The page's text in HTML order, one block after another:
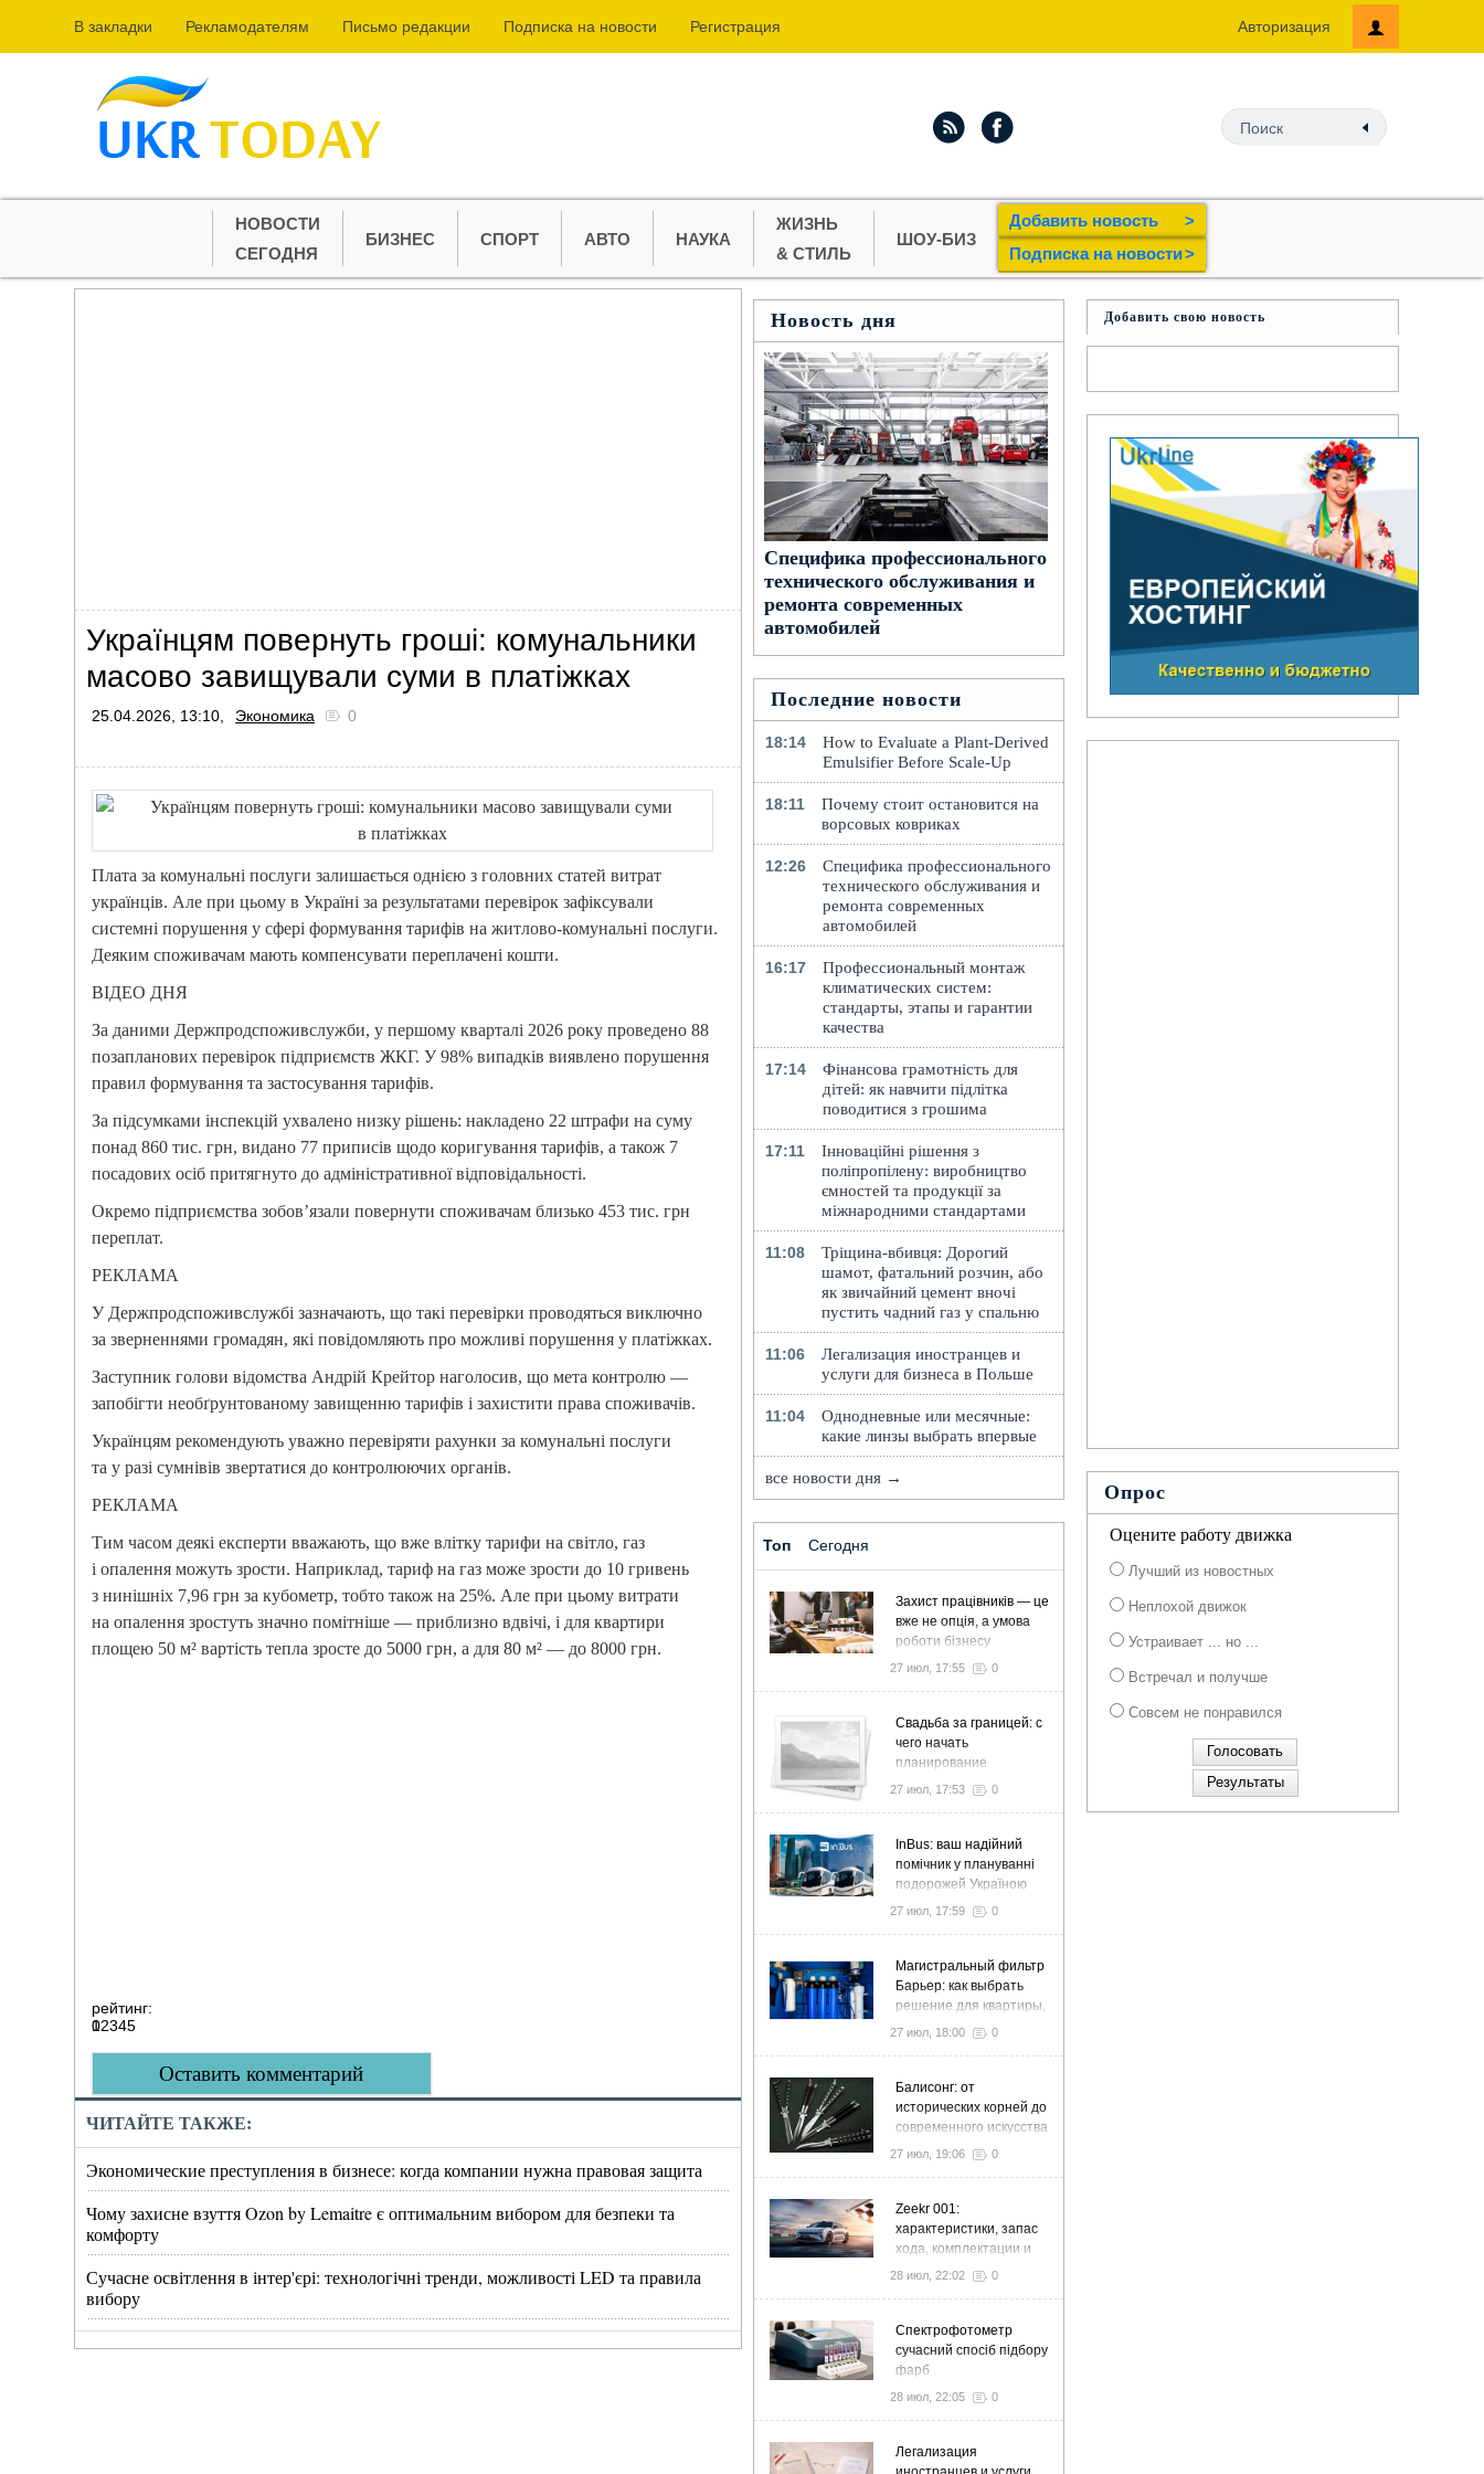
В закладки Рекламодателям Письмо редакции Подпиcка на новости Регистрация Авторизация
НОВОСТИ
СЕГОДНЯ
БИЗНЕС СПОРТ АВТО НАУКА
ЖИЗНЬ
& СТИЛЬ
ШОУ-БИЗ
Добавить новость
>
Подпиcка на новости>
Українцям повернуть гроші: комунальники
масово завищували суми в платіжках
25.04.2026, 13:10, Экономика 0
Плата за комунальні послуги залишається однією з головних статей витрат
українців. Але при цьому в Україні за результатами перевірок зафіксували
системні порушення у сфері формування тарифів на житлово-комунальні послуги.
Деяким споживачам мають компенсувати переплачені кошти.
ВІДЕО ДНЯ
За даними Держпродспоживслужби, у першому кварталі 2026 року проведено 88
позапланових перевірок підприємств ЖКГ. У 98% випадків виявлено порушення
правил формування та застосування тарифів.
За підсумками інспекцій ухвалено низку рішень: накладено 22 штрафи на суму
понад 860 тис. грн, видано 77 приписів щодо коригування тарифів, а також 7
посадових осіб притягнуто до адміністративної відповідальності.
Окремо підприємства зобов’язали повернути споживачам близько 453 тис. грн
переплат.
РЕКЛАМА
У Держпродспоживслужбі зазначають, що такі перевірки проводяться виключно
за зверненнями громадян, які повідомляють про можливі порушення у платіжках.
Заступник голови відомства Андрій Крейтор наголосив, що мета контролю —
запобігти необґрунтованому завищенню тарифів і захистити права споживачів.
Українцям рекомендують уважно перевіряти рахунки за комунальні послуги
та у разі сумнівів звертатися до контролюючих органів.
РЕКЛАМА
Тим часом деякі експерти вважають, що вже влітку тарифи на світло, газ
і опалення можуть зрости. Наприклад, тариф на газ може зрости до 10 гривень
з нинішніх 7,96 грн за кубометр, тобто також на 25%. Але при цьому витрати
на опалення зростуть значно помітніше — приблизно вдвічі, і для квартири
площею 50 м² вартість тепла зросте до 5000 грн, а для 80 м² — до 8000 грн.
рейтинг:
0
12345
Оставить комментарий
ЧИТАЙТЕ ТАКЖЕ:
Экономические преступления в бизнесе: когда компании нужна правовая защита
Чому захисне взуття Ozon by Lemaitre є оптимальним вибором для безпеки та
комфорту
Сучасне освітлення в інтер'єрі: технологічні тренди, можливості LED та правила
вибору
Новость дня
Специфика профессионального
технического обслуживания и
ремонта современных
автомобилей
Последние новости
18:14
How to Evaluate a Plant-Derived
Emulsifier Before Scale-Up
18:11
Почему стоит остановится на
ворсовых ковриках
12:26
Специфика профессионального
технического обслуживания и
ремонта современных
автомобилей
16:17
Профессиональный монтаж
климатических систем:
стандарты, этапы и гарантии
качества
17:14
Фінансова грамотність для
дітей: як навчити підлітка
поводитися з грошима
17:11
Інноваційні рішення з
поліпропілену: виробництво
ємностей та продукції за
міжнародними стандартами
11:08
Тріщина-вбивця: Дорогий
шамот, фатальний розчин, або
як звичайний цемент вночі
пустить чадний газ у спальню
11:06
Легализация иностранцев и
услуги для бизнеса в Польше
11:04
Однодневные или месячные:
какие линзы выбрать впервые
все новости дня →
Топ Сегодня
Захист працівників — це
вже не опція, а умова
роботи бізнесу
27 июл, 17:55 0
Свадьба за границей: с
чего начать
планирование
27 июл, 17:53 0
InBus: ваш надійний
помічник у плануванні
подорожей Україною
27 июл, 17:59 0
Магистральный фильтр
Барьер: как выбрать
решение для квартиры,
дома и коттеджа
27 июл, 18:00 0
Балисонг: от
исторических корней до
современного искусства
флиппинга
27 июл, 19:06 0
Zeekr 001:
характеристики, запас
хода, комплектации и
особенности
28 июл, 22:02 0
Спектрофотометр
сучасний спосіб підбору
фарб
28 июл, 22:05 0
Легализация
Добавить свою новость
Опрос
Оцените работу движка
Лучший из новостных
Неплохой движок
Устраивает ... но ...
Встречал и получше
Совсем не понравился